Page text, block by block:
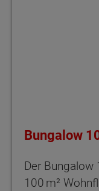
Bungalow
Der Bungalow
100 m²